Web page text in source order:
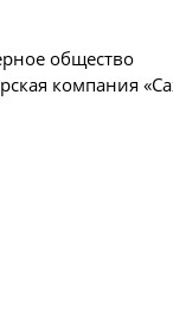
общество
компания